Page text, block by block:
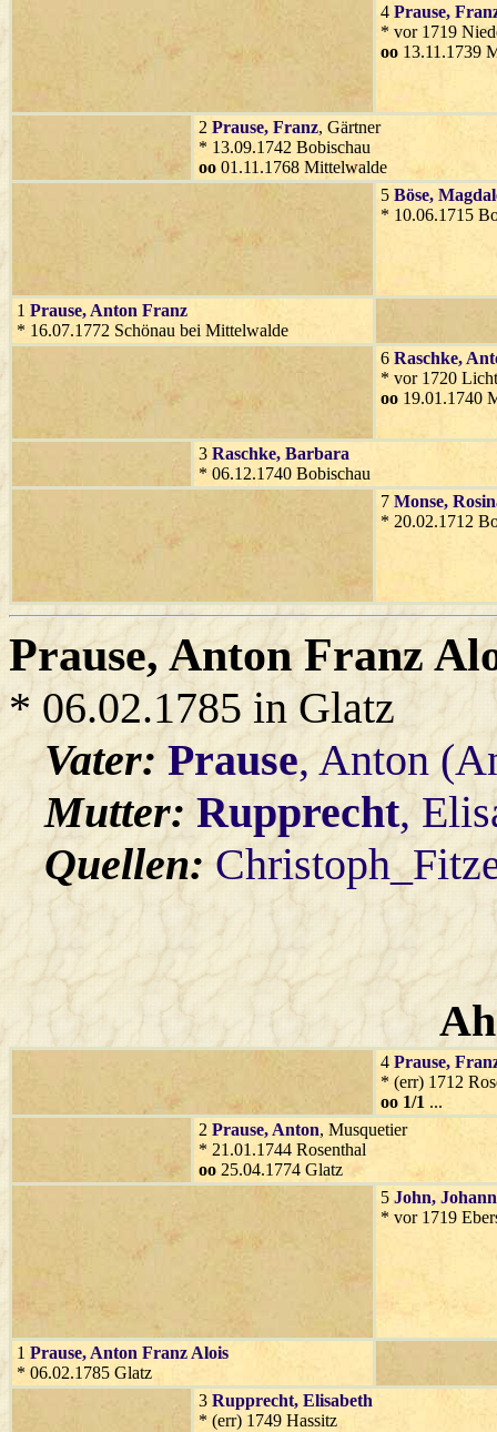
4 Prause,
* vor 1719
oo 13.11.1739
2 Prause, Franz, Gärtner
* 13.09.1742 Bobischau
oo 01.11.1768 Mittelwalde
5 Böse,
* 10.06.1715
1 Prause, Anton Franz
* 16.07.1772 Schönau bei Mittelwalde
6 Raschke,
* vor 1720
oo 19.01.1740
3 Raschke, Barbara
* 06.12.1740 Bobischau
7 Monse,
* 20.02.1712
Prause, Anton Franz
* 06.02.1785 in Glatz
Vater:Prause, Anton
Mutter:Rupprecht,
Quellen:
4 Prause,
* (err) 1712
oo 1/1 ...
2 Prause, Anton, Musquetier
* 21.01.1744 Rosenthal
oo 25.04.1774 Glatz
5 John,
* vor 1719
1 Prause, Anton Franz Alois
* 06.02.1785 Glatz
3 Rupprecht, Elisabeth
* (err) 1749 Hassitz